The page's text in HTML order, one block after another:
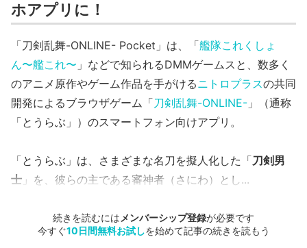
ホアプリに！
「刀剣乱舞-ONLINE- Pocket」は、「艦隊これくしょ
ん〜艦これ〜 」などで知られるDMMゲームスと、数多く
のアニメ原作やゲーム作品を手がけるニトロプラスの共同
開発によるブラウザゲーム「刀剣乱舞-ONLINE- 」（通称
「とうらぶ」）のスマートフォン向けアプリ。
「とうらぶ」は、さまざまな名刀を擬人化した「刀剣男
士 」を、彼らの主である審神者（さにわ）とし...
続きを読むには メンバーシップ登録が必要です
今すぐ10日間無料お試しを始めて記事の続きを読もう